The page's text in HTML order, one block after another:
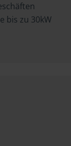
bis zu 30kW